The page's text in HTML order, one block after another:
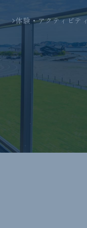
体験・アクティビティ